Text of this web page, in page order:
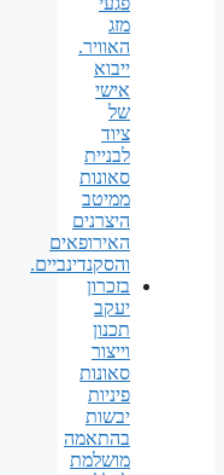
מזג
האוויר.
ייבוא
אישי
של
ציוד
לבניית
סאונות
ממיטב
היצרנים
האירופאים
והסקנדינביים.
בזכרון
יעקב
תכנון
וייצור
סאונות
פיניות
יבשות
בהתאמה
מושלמת